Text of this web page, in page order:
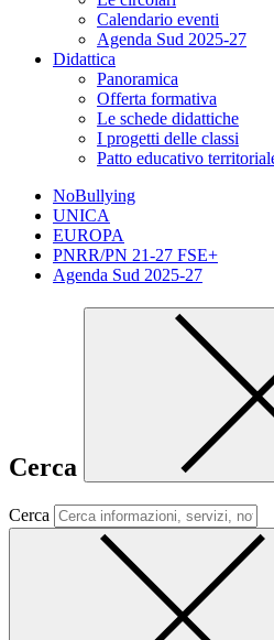
Calendario eventi
Agenda Sud 2025-27
Didattica
Panoramica
Offerta formativa
Le schede didattiche
I progetti delle classi
Patto educativo
NoBullying
UNICA
EUROPA
PNRR/PN 21-27 FSE+
Agenda Sud 2025-27
Cerca
Cerca